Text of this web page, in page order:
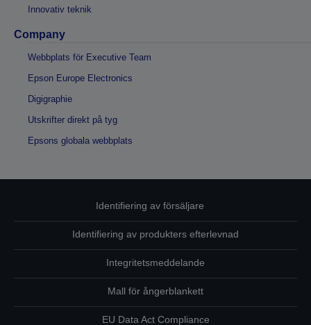
Innovativ teknik
Company
Webbplats för Executive Team
Epson Europe Electronics
Digigraphie
Utskrifter direkt på tyg
Epsons globala webbplats
Identifiering av försäljare
Identifiering av produkters efterlevnad
Integritetsmeddelande
Mall för ångerblankett
EU Data Act Compliance